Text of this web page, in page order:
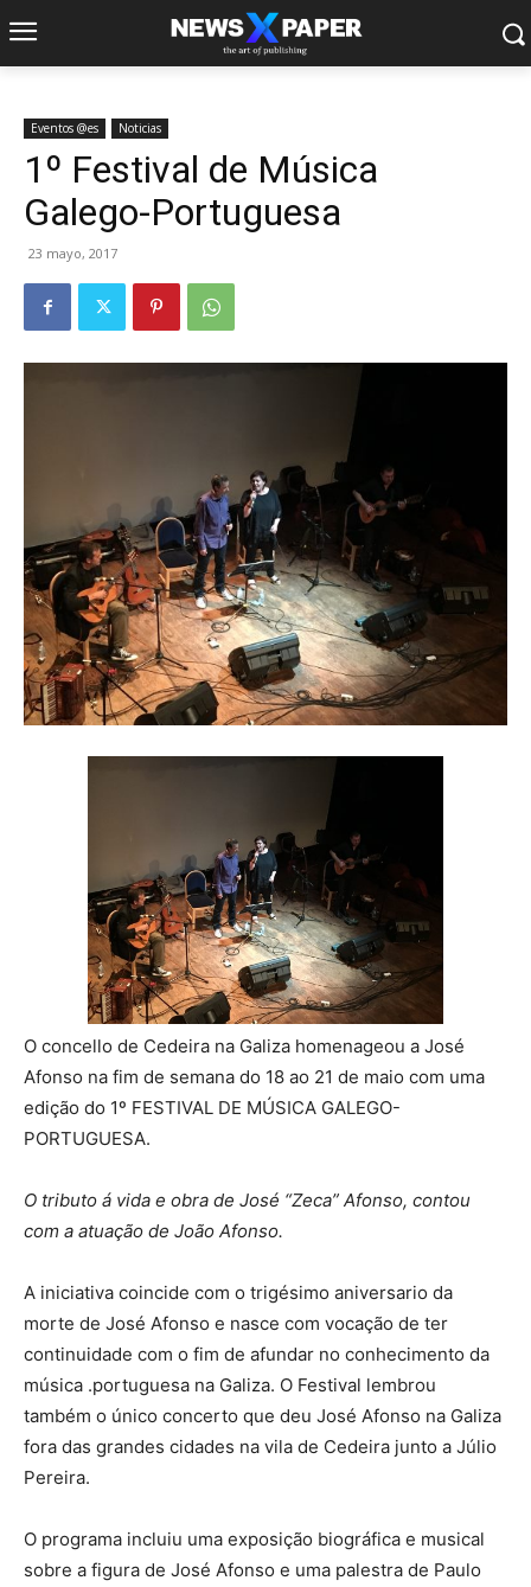
Eventos @es Noticias
1º Festival de Música
Galego-Portuguesa
23 mayo, 2017
O concello de Cedeira na Galiza homenageou a José
Afonso na fim de semana do 18 ao 21 de maio com uma
edição do 1º FESTIVAL DE MÚSICA GALEGO-
PORTUGUESA.
O tributo á vida e obra de José “Zeca” Afonso, contou
com a atuação de João Afonso.
A iniciativa coincide com o trigésimo aniversario da
morte de José Afonso e nasce com vocação de ter
continuidade com o fim de afundar no conhecimento da
música .portuguesa na Galiza. O Festival lembrou
também o único concerto que deu José Afonso na Galiza
fora das grandes cidades na vila de Cedeira junto a Júlio
Pereira.
O programa incluiu uma exposição biográfica e musical
sobre a figura de José Afonso e uma palestra de Paulo